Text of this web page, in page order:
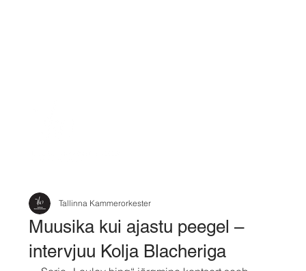
Muusika kui ajastu peegel –
intervjuu Kolja Blacheriga
Tallinna Kammerorkester